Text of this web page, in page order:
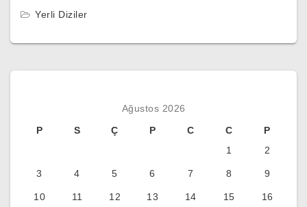
Yerli Diziler
Ağustos 2026
P
S Ç P C C
P
1
2
3 4 5 6 7 8 9
10 11 12 13 14 15 16